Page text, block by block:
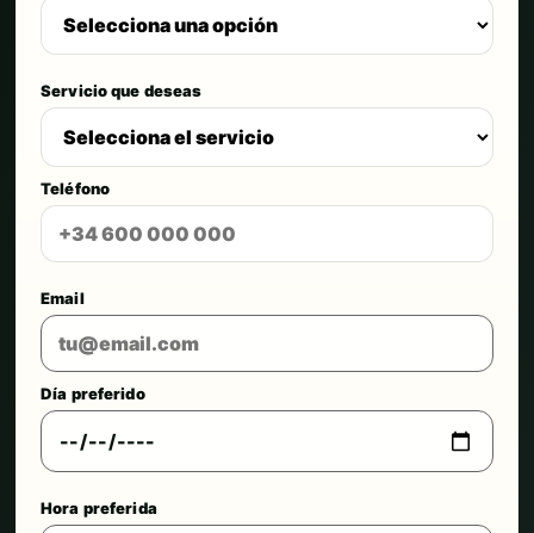
Servicio que deseas
Teléfono
Email
Día preferido
Hora preferida